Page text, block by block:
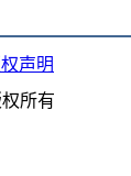
声明
所有